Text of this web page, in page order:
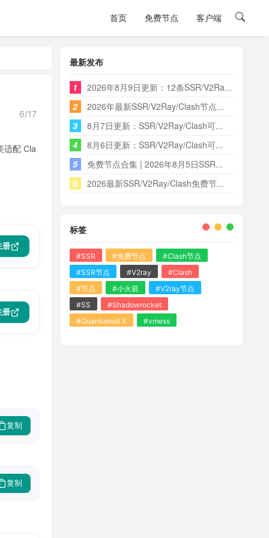
首页 免费节点 客户端
6/17
适配 Cla
册
册
复制
复制
最新发布
1
2026年8月9日更新：12条SSR/V2Ra...
2
2026年最新SSR/V2Ray/Clash节点...
3
8月7日更新：SSR/V2Ray/Clash可...
4
8月6日更新：SSR/V2Ray/Clash可...
5
免费节点合集 | 2026年8月5日SSR...
6
2026最新SSR/V2Ray/Clash免费节...
标签
#SSR #免费节点
#Clash节点
#SSR节点
#V2ray
#Clash
#节点
#小火箭
#V2ray节点
#SS
#Shadowrocket
#Quantumult X
#vmess